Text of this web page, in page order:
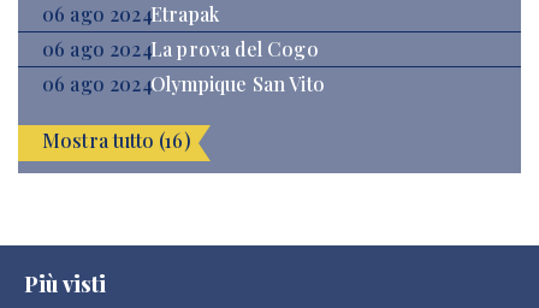
06 ago 2024Etrapak
06 ago 2024La prova del Cogo
06 ago 2024Olympique San Vito
Mostra tutto (16)
Più visti